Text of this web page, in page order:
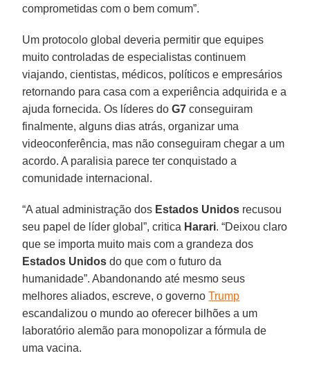
comprometidas com o bem comum”.
Um protocolo global deveria permitir que equipes
muito controladas de especialistas continuem
viajando, cientistas, médicos, políticos e empresários
retornando para casa com a experiência adquirida e a
ajuda fornecida. Os líderes doG7 conseguiram
finalmente, alguns dias atrás, organizar uma
videoconferência, mas não conseguiram chegar a um
acordo. A paralisia parece ter conquistado a
comunidade internacional.
“A atual administração dos Estados Unidos recusou
seu papel de líder global”, critica Harari. “Deixou claro
que se importa muito mais com a grandeza dos
Estados Unidos do que com o futuro da
humanidade”. Abandonando até mesmo seus
melhores aliados, escreve, o governoTrump
escandalizou o mundo ao oferecer bilhões a um
laboratório alemão para monopolizar a fórmula de
uma vacina.